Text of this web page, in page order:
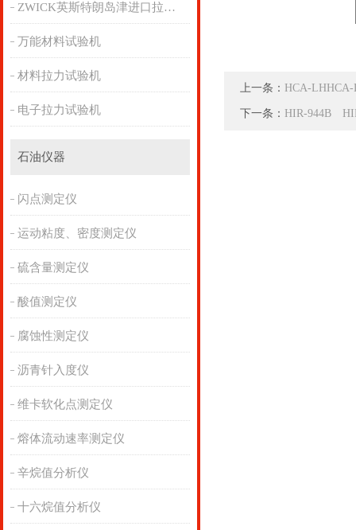
ZWICK英斯特朗岛津进口拉力机
万能材料试验机
材料拉力试验机
电子拉力试验机
石油仪器
闪点测定仪
运动粘度、密度测定仪
硫含量测定仪
酸值测定仪
腐蚀性测定仪
沥青针入度仪
维卡软化点测定仪
熔体流动速率测定仪
辛烷值分析仪
十六烷值分析仪
上一条： HCA-
下一条： HIR-944B